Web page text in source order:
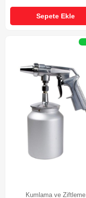
Sepete Ekle
Kumlama ve Ziftleme